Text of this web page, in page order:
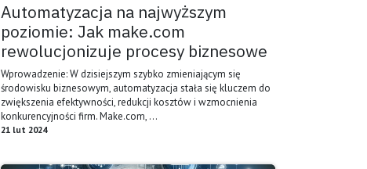
Automatyzacja na najwyższym
poziomie: Jak make.com
rewolucjonizuje procesy biznesowe
Wprowadzenie: W dzisiejszym szybko zmieniającym się
środowisku biznesowym, automatyzacja stała się kluczem do
zwiększenia efektywności, redukcji kosztów i wzmocnienia
konkurencyjności firm. Make.com, ...
21 lut 2024